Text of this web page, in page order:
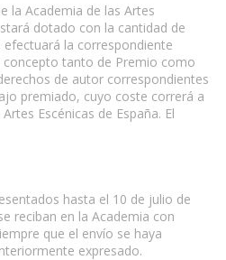
la Academia de las Artes
dotado con la cantidad de
efectuará la correspondiente
tanto de Premio como
de autor correspondientes
premiado, cuyo coste correrá a
Escénicas de España. El
hasta el 10 de julio de
reciban en la Academia con
que el envío se haya
expresado.